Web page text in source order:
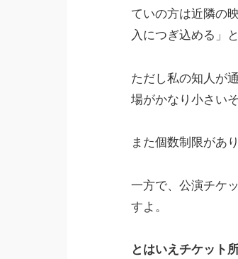
ていの方は近隣の
入につぎ込める」
ただし私の知人が
場がかなり小さい
また個数制限があ
一方で、公演チケ
すよ。
とはいえチケット